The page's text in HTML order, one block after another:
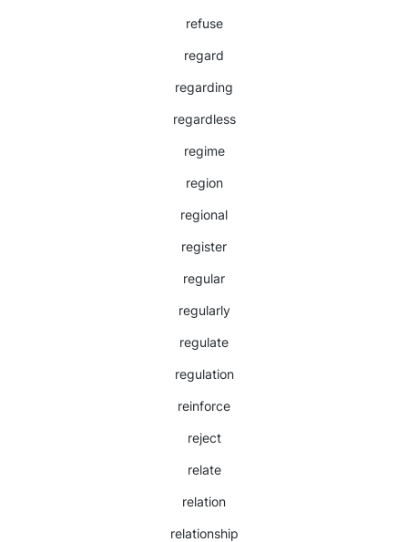
refuse
regard
regarding
regardless
regime
region
regional
register
regular
regularly
regulate
regulation
reinforce
reject
relate
relation
relationship